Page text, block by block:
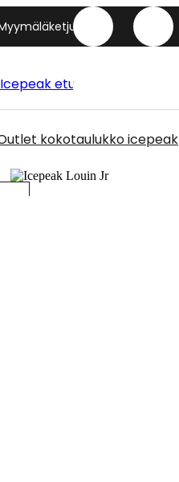
Icepeak etusivu
kokotaulukko icepeak